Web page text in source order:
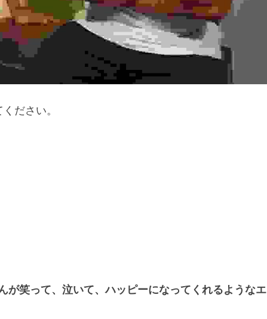
ださい。
が笑って、泣いて、ハッピーになってくれるようなエ